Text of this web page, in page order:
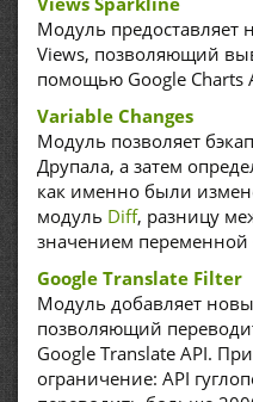
Модуль предоставляет
Views, позволяющий
помощью Google Charts
Variable Changes
Модуль позволяет
Друпала, а затем
как именно были
модуль Diff, разницу
значением переменной
Google Translate Filter
Модуль добавляет
позволяющий
Google Translate API.
ограничение: API